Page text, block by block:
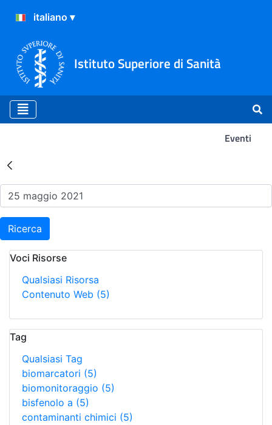
Istituto Superiore di Sanità
Eventi
Risultati della Ricerca -
Ricerca
Voci Risorse
Qualsiasi Risorsa
Contenuto Web (5)
Tag
Qualsiasi Tag
biomarcatori (5)
biomonitoraggio (5)
bisfenolo a (5)
contaminanti chimici (5)